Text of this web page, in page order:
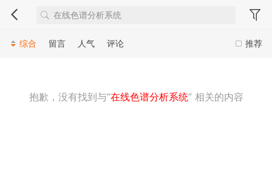
推荐
综合 留言 人气 评论
抱歉，没有找到与“在线色谱分析系统” 相关的内容